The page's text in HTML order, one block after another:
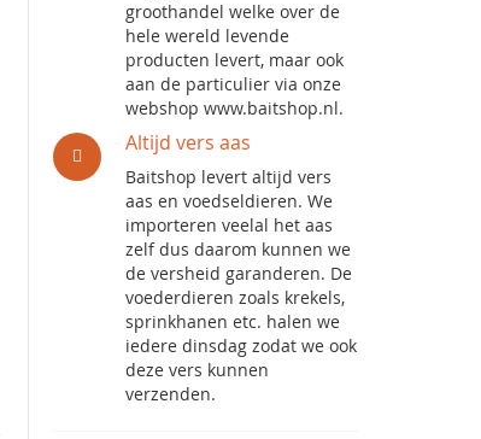
groothandel welke over de
hele wereld levende
producten levert, maar ook
aan de particulier via onze
webshop www.baitshop.nl.
Altijd vers aas
Baitshop levert altijd vers
aas en voedseldieren. We
importeren veelal het aas
zelf dus daarom kunnen we
de versheid garanderen. De
voederdieren zoals krekels,
sprinkhanen etc. halen we
iedere dinsdag zodat we ook
deze vers kunnen
verzenden.